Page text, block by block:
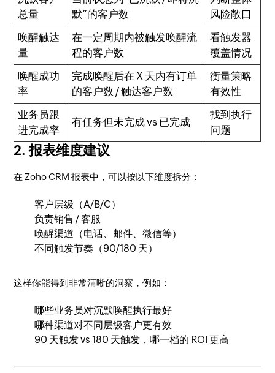
总量
默”的客户数
风险敞口
唤醒触达
量
在一定周期内被触发唤醒流
程的客户数
看触发器
覆盖情况
唤醒成功
率
完成唤醒后在 X 天内有订单
的客户数 / 触达客户数
衡量策略
有效性
业务员跟
进完成率
有任务但未完成 vs 已完成
找到执行
问题
2. 报表维度建议
在 Zoho CRM 报表中，可以按以下维度拆分：
客户层级（A/B/C）
负责销售 / 客服
唤醒渠道（电话、邮件、微信等）
不同触发节奏（90/180 天）
这样你能得到非常清晰的洞察，例如：
哪些业务员对沉默唤醒执行最好
哪种渠道对不同层级客户更有效
90 天触发 vs 180 天触发，哪一档的 ROI 更高